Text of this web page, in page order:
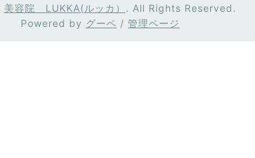
美容院 LUKKA(ルッカ） . All Rights Reserved.
Powered by グーペ / 管理ページ